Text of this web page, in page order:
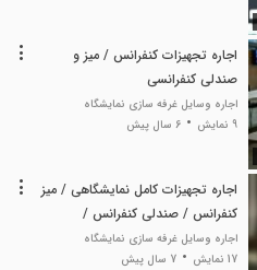
اجاره تجهیزات کنفرانس / میز و
صندلی کنفرانسی
اجاره وسایل غرفه سازی نمایشگاه
9 نمایش
6 سال پیش
اجاره تجهیزات کامل نمایشگاهی / میز
کنفرانس / صندلی کنفرانس /
ملزومات اداری
اجاره وسایل غرفه سازی نمایشگاه
17 نمایش
7 سال پیش